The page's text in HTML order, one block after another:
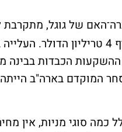
ספורים לאחר שחצתה לראשונה את
הכבדות בבינה
סוגי מניות, אין